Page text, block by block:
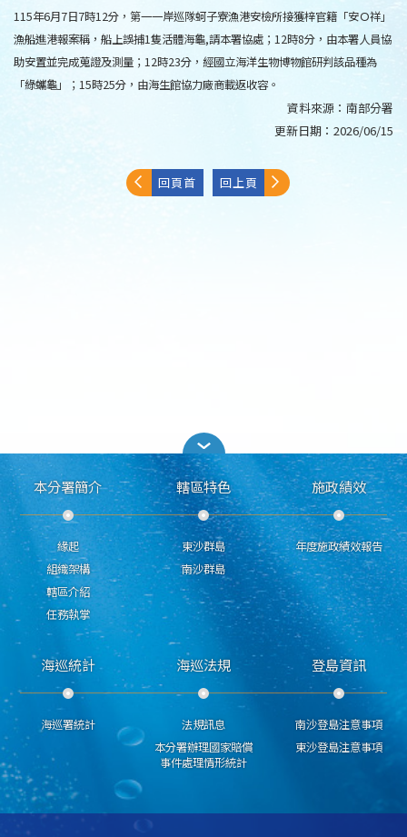
115年6月7日7時12分，第一一岸巡隊蚵子寮漁港安檢所接獲梓官籍「安Ｏ祥」
漁船進港報案稱，船上誤捕1隻活體海龜,請本署協處；12時8分，由本署人員協
助安置並完成蒐證及測量；12時23分，經國立海洋生物博物館研判該品種為
「綠蠵龜」；15時25分，由海生館協力廠商載返收容。
資料來源： 南部分署
更新日期： 2026/06/15
回頁首 回上頁
本分署簡介
緣起
組織架構
轄區介紹
任務執掌
轄區特色
東沙群島
南沙群島
施政績效
年度施政績效報告
海巡統計
海巡署統計
海巡法規
法規訊息
本分署辦理國家賠償
事件處理情形統計
登島資訊
南沙登島注意事項
東沙登島注意事項